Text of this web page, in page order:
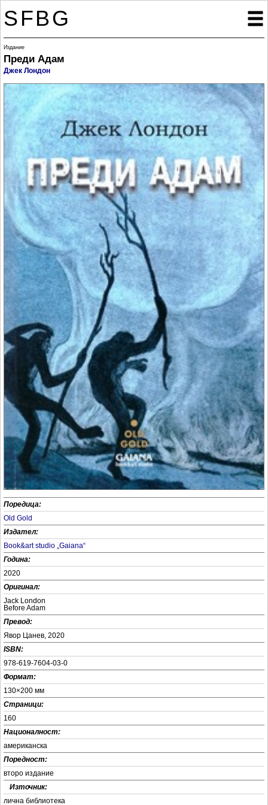
SFBG 
Издание
Преди Адам
Джек Лондон
Поредица:
Old Gold
Издател:
Book&art studio „Gaiana“
Година:
2020
Оригинал:
Jack London
Before Adam
Превод:
Явор Цанев, 2020
ISBN:
978-619-7604-03-0
Формат:
130×200 мм
Страници:
160
Националност:
американска
Поредност:
второ издание
Източник:
лична библиотека